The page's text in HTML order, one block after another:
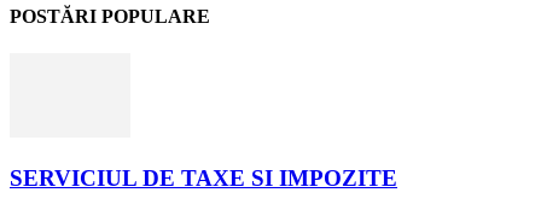
POSTĂRI POPULARE
SERVICIUL DE TAXE SI IMPOZITE